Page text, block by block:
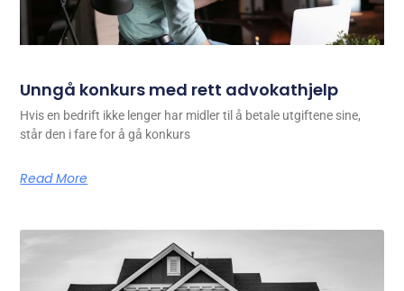
Unngå konkurs med rett advokathjelp
Hvis en bedrift ikke lenger har midler til å betale utgiftene sine,
står den i fare for å gå konkurs
Read More